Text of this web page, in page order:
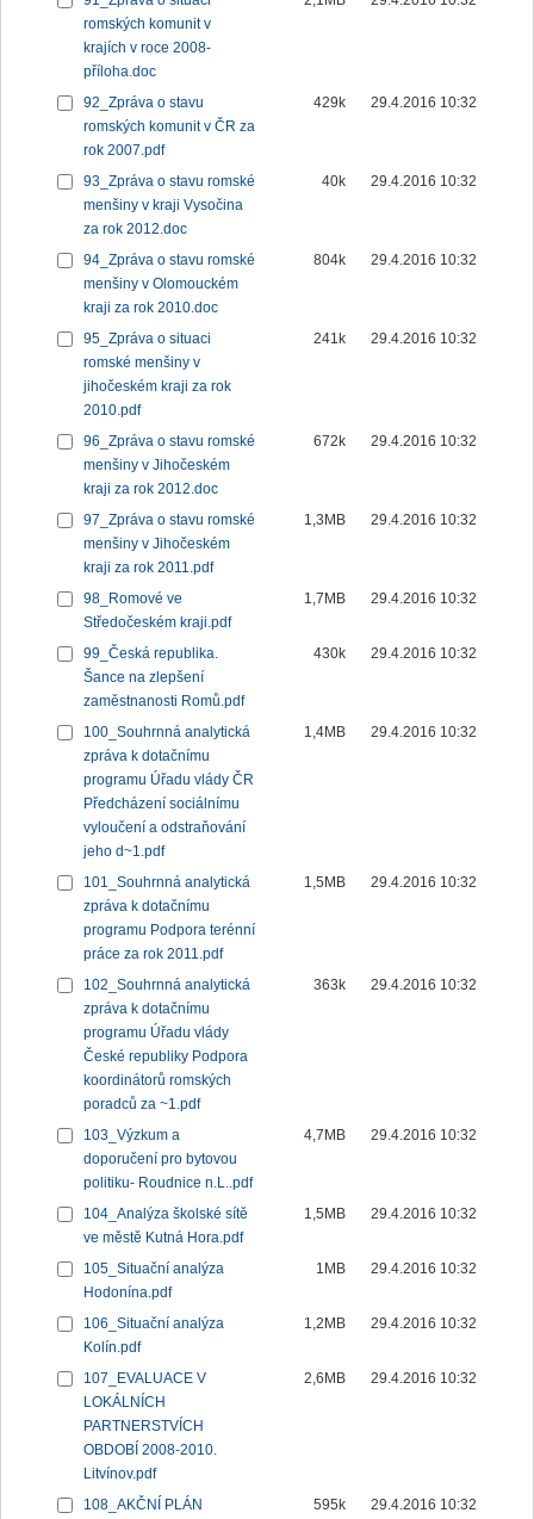
romských komunit v
krajích v roce 2008-
příloha.doc
92_Zpráva o stavu
romských komunit v ČR za
rok 2007.pdf
429k 29.4.2016 10:32
93_Zpráva o stavu romské
menšiny v kraji Vysočina
za rok 2012.doc
40k 29.4.2016 10:32
94_Zpráva o stavu romské
menšiny v Olomouckém
kraji za rok 2010.doc
804k 29.4.2016 10:32
95_Zpráva o situaci
romské menšiny v
jihočeském kraji za rok
2010.pdf
241k 29.4.2016 10:32
96_Zpráva o stavu romské
menšiny v Jihočeském
kraji za rok 2012.doc
672k 29.4.2016 10:32
97_Zpráva o stavu romské
menšiny v Jihočeském
kraji za rok 2011.pdf
1,3MB 29.4.2016 10:32
98_Romové ve
Středočeském kraji.pdf
1,7MB 29.4.2016 10:32
99_Česká republika.
Šance na zlepšení
zaměstnanosti Romů.pdf
430k 29.4.2016 10:32
100_Souhrnná analytická
zpráva k dotačnímu
programu Úřadu vlády ČR
Předcházení sociálnímu
vyloučení a odstraňování
jeho d~1.pdf
1,4MB 29.4.2016 10:32
101_Souhrnná analytická
zpráva k dotačnímu
programu Podpora terénní
práce za rok 2011.pdf
1,5MB 29.4.2016 10:32
102_Souhrnná analytická
zpráva k dotačnímu
programu Úřadu vlády
České republiky Podpora
koordinátorů romských
poradců za ~1.pdf
363k 29.4.2016 10:32
103_Výzkum a
doporučení pro bytovou
politiku- Roudnice n.L..pdf
4,7MB 29.4.2016 10:32
104_Analýza školské sítě
ve městě Kutná Hora.pdf
1,5MB 29.4.2016 10:32
105_Situační analýza
Hodonína.pdf
1MB 29.4.2016 10:32
106_Situační analýza
Kolín.pdf
1,2MB 29.4.2016 10:32
107_EVALUACE V
LOKÁLNÍCH
PARTNERSTVÍCH
OBDOBÍ 2008-2010.
Litvínov.pdf
2,6MB 29.4.2016 10:32
108_AKČNÍ PLÁN
595k 29.4.2016 10:32